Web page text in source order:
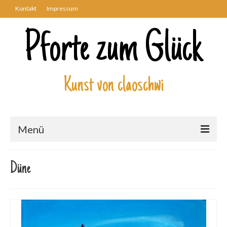
Kontakt Impressum
Pforte zum Glück
Kunst von claoschwi
Menü
Biblisch
Engel und Geflügelte
Düne